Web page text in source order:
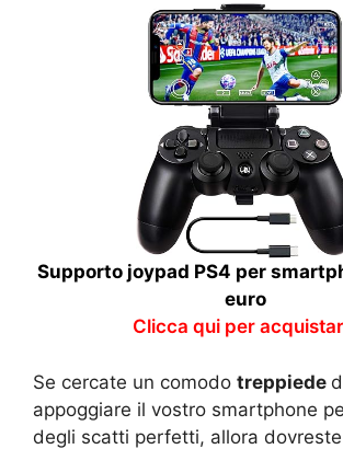
Supporto joypad PS4 per
euro
Clicca qui per
Se cercate un comodo treppiede
appoggiare il vostro smartphone
degli scatti perfetti, allora